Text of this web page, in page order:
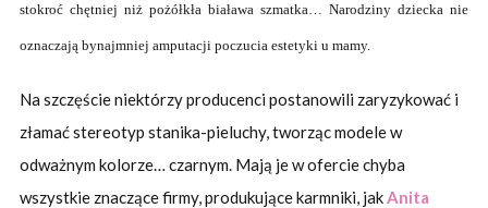
stokroć chętniej niż pożółkła biaława szmatka… Narodziny dziecka nie
oznaczają bynajmniej amputacji poczucia estetyki u mamy.
Na szczęście niektórzy producenci postanowili zaryzykować i
złamać stereotyp stanika-pieluchy, tworząc modele w
odważnym kolorze… czarnym. Mają je w ofercie chyba
wszystkie znaczące firmy, produkujące karmniki, jakAnita